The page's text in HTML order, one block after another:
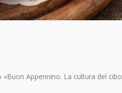
Appennino. La cultura del cibo